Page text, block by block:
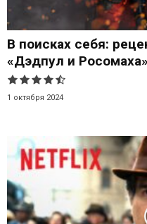
В поисках себя:
«Дэдпул и Росомаха»
1 октября 2024